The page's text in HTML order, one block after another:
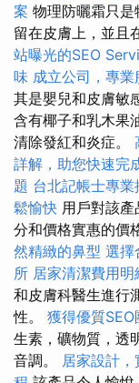
案 物理防曬霜只
留在皮膚上，並且
站曝光的SEO
味 成立公司，專
其是嬰兒和皮膚敏
含有椰子和乳木果
清除發紅和炎症。
詳解，助您快速完
題 台北記帳士專業
鬆愉快 用戶對該
分和價格實惠的價
然精緻的鼻型 選擇
所 居家清潔費用
和皮膚科醫生進行
性。 獲得優質
生素，礦物質，透
音調。 居家設計